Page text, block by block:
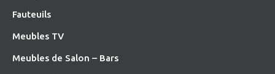
Fauteuils
Meubles TV
Meubles de Salon – Bars